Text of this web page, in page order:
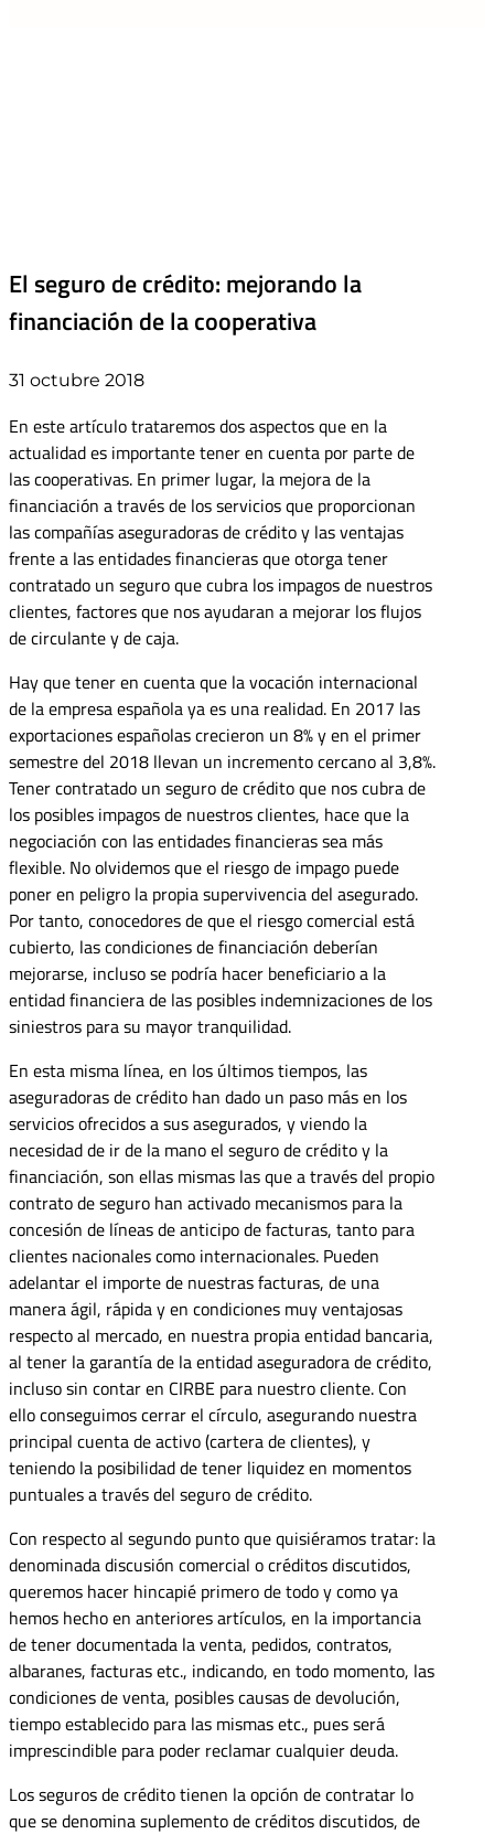
El seguro de crédito: mejorando la
financiación de la cooperativa
31 octubre 2018
En este artículo trataremos dos aspectos que en la
actualidad es importante tener en cuenta por parte de
las cooperativas. En primer lugar, la mejora de la
financiación a través de los servicios que proporcionan
las compañías aseguradoras de crédito y las ventajas
frente a las entidades financieras que otorga tener
contratado un seguro que cubra los impagos de nuestros
clientes, factores que nos ayudaran a mejorar los flujos
de circulante y de caja.
Hay que tener en cuenta que la vocación internacional
de la empresa española ya es una realidad. En 2017 las
exportaciones españolas crecieron un 8% y en el primer
semestre del 2018 llevan un incremento cercano al 3,8%.
Tener contratado un seguro de crédito que nos cubra de
los posibles impagos de nuestros clientes, hace que la
negociación con las entidades financieras sea más
flexible. No olvidemos que el riesgo de impago puede
poner en peligro la propia supervivencia del asegurado.
Por tanto, conocedores de que el riesgo comercial está
cubierto, las condiciones de financiación deberían
mejorarse, incluso se podría hacer beneficiario a la
entidad financiera de las posibles indemnizaciones de los
siniestros para su mayor tranquilidad.
En esta misma línea, en los últimos tiempos, las
aseguradoras de crédito han dado un paso más en los
servicios ofrecidos a sus asegurados, y viendo la
necesidad de ir de la mano el seguro de crédito y la
financiación, son ellas mismas las que a través del propio
contrato de seguro han activado mecanismos para la
concesión de líneas de anticipo de facturas, tanto para
clientes nacionales como internacionales. Pueden
adelantar el importe de nuestras facturas, de una
manera ágil, rápida y en condiciones muy ventajosas
respecto al mercado, en nuestra propia entidad bancaria,
al tener la garantía de la entidad aseguradora de crédito,
incluso sin contar en CIRBE para nuestro cliente. Con
ello conseguimos cerrar el círculo, asegurando nuestra
principal cuenta de activo (cartera de clientes), y
teniendo la posibilidad de tener liquidez en momentos
puntuales a través del seguro de crédito.
Con respecto al segundo punto que quisiéramos tratar: la
denominada discusión comercial o créditos discutidos,
queremos hacer hincapié primero de todo y como ya
hemos hecho en anteriores artículos, en la importancia
de tener documentada la venta, pedidos, contratos,
albaranes, facturas etc., indicando, en todo momento, las
condiciones de venta, posibles causas de devolución,
tiempo establecido para las mismas etc., pues será
imprescindible para poder reclamar cualquier deuda.
Los seguros de crédito tienen la opción de contratar lo
que se denomina suplemento de créditos discutidos, de